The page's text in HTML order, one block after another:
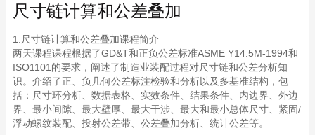
尺寸链计算和公差叠加
1.尺寸链计算和公差叠加课程简介
两天课程课程根据了GD&T和正负公差标准ASME Y14.5M-1994和
ISO1101的要求，阐述了制造业装配过程对尺寸链和公差分析知
识。介绍了正、负几何公差标注检验和分析以及多基准结构，包
括：尺寸环分析、数据表格、实效条件、结果条件、内边界、外边
界、最小间隙、最大壁厚、最大干涉、最大和最小总体尺寸、紧固/
浮动螺纹装配、投射公差带、公差叠加分析、统计公差等。